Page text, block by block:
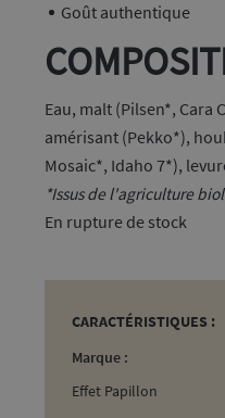
Goût authentique
Eau, malt (Pilsen*,
amérisant (Pekko*),
Mosaic*, Idaho 7*),
*Issus de l'agriculture
rupture de stock
CARACTÉRISTIQUES :
Marque :
Effet Papillon